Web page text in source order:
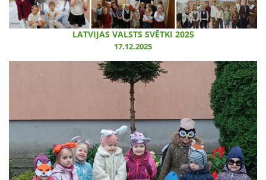
LATVIJAS VALSTS SVĒTKI 2025
17.12.2025